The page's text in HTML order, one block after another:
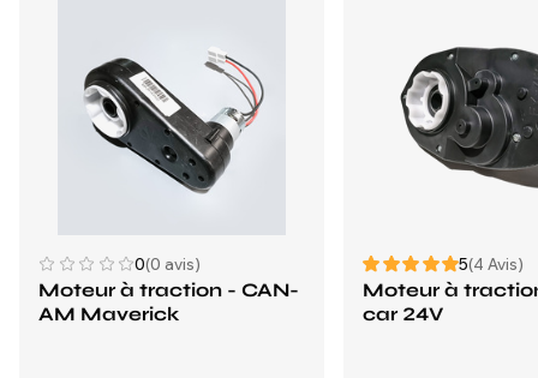
0(0 avis)
Moteur à traction - CAN-
AM Maverick
5(4 Avis)
Moteur à
car 24V